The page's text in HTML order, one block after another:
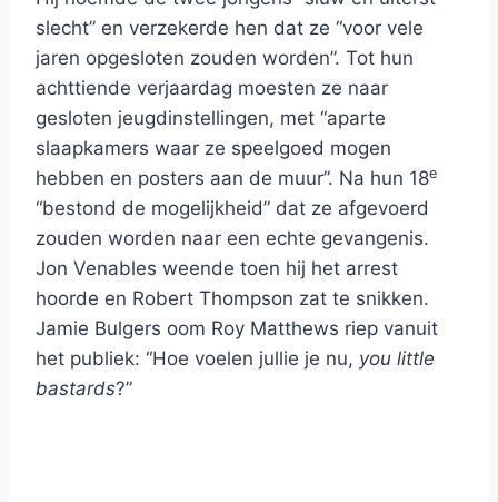
slecht” en verzekerde hen dat ze “voor vele
jaren opgesloten zouden worden”. Tot hun
achttiende verjaardag moesten ze naar
gesloten jeugdinstellingen, met “aparte
slaapkamers waar ze speelgoed mogen
hebben en posters aan de muur”. Na hun 18e
“bestond de mogelijkheid” dat ze afgevoerd
zouden worden naar een echte gevangenis.
Jon Venables weende toen hij het arrest
hoorde en Robert Thompson zat te snikken.
Jamie Bulgers oom Roy Matthews riep vanuit
het publiek: “Hoe voelen jullie je nu, you little
bastards?”